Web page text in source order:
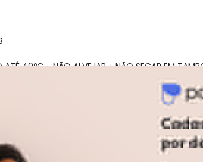
- NÃO ALVEJAR ¿ NÃO SECAR EM